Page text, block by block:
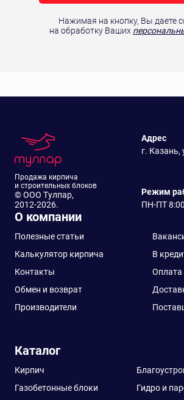
Нажимая на кнопку, Вы даете
на обработку Ваших
Продажа кирпича
и строительных блоков
© ООО Тулпар,
2012-2026.
Адрес
г. Казань,
Режим
ПН-ПТ
О компании
Полезные статьи
Калькулятор кирпича
В
Контакты
Оплата
Обмен и возврат
Производители
Каталог
Кирпич
Газобетонные блоки
Гидро и